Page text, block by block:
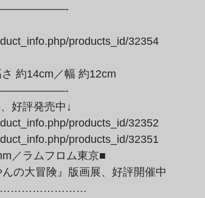
products_id/32354
好評発売中↓
products_id/32352
products_id/32351
の大冒険』版画展、好評開催中